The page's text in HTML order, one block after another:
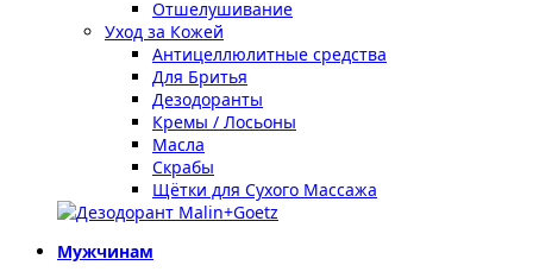
Отшелушивание
Уход за Кожей
Антицеллюлитные средства
Для Бритья
Дезодоранты
Кремы / Лосьоны
Масла
Скрабы
Щётки для Сухого Массажа
Мужчинам